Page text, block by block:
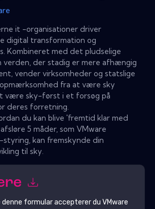
it -organisationer driver
digital transformation og
Kombineret med det pludselige
verden, der stadig er mere afhængig
vender virksomheder og statslige
fra at være sky
være sky-først i et forsøg på
deres forretning.
du kan blive 'fremtid klar med
5 måder, som VMware
styring, kan fremskynde din
til sky.
denne formular accepterer du VMware